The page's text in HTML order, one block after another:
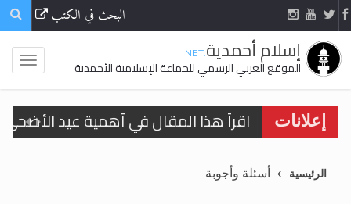
البحث في الكتب
إسلام أحمدية.NET
الموقع العربي الرسمي للجماعة الإسلامية الأحمدية
إعلانات
اقرأ هذا المقال في أهمية عيد
تعميم هامّ لأفراد الجماعة >> المزيد
الرئيسية أسئلة وأجوبة